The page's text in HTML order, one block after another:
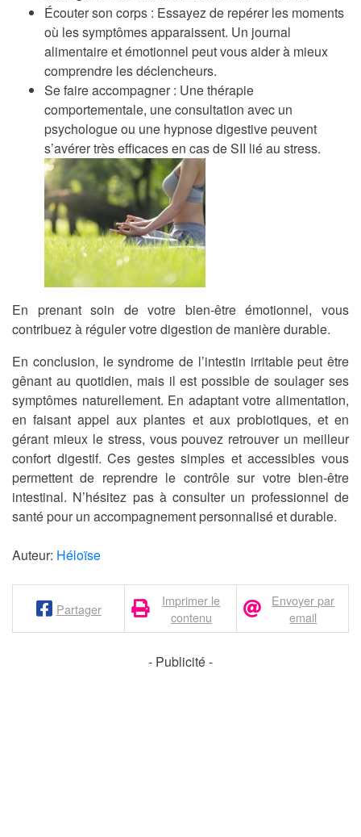
Écouter son corps : Essayez de repérer les moments
où les symptômes apparaissent. Un journal
alimentaire et émotionnel peut vous aider à mieux
comprendre les déclencheurs.
Se faire accompagner: Une thérapie
comportementale, une consultation avec un
psychologue ou une hypnose digestive peuvent
s’avérer très efficaces en cas de SII lié au stress.
En prenant soin de votre bien-être émotionnel, vous
contribuez à réguler votre digestion de manière durable.
En conclusion, le syndrome de l’intestin irritable peut être
gênant au quotidien, mais il est possible de soulager ses
symptômes naturellement. En adaptant votre alimentation,
en faisant appel aux plantes et aux probiotiques, et en
gérant mieux le stress, vous pouvez retrouver un meilleur
confort digestif. Ces gestes simples et accessibles vous
permettent de reprendre le contrôle sur votre bien-être
intestinal. N’hésitez pas à consulter un professionnel de
santé pour un accompagnement personnalisé et durable.
Auteur: Héloïse
Partager
Imprimer le
contenu
Envoyer par
email
- Publicité -